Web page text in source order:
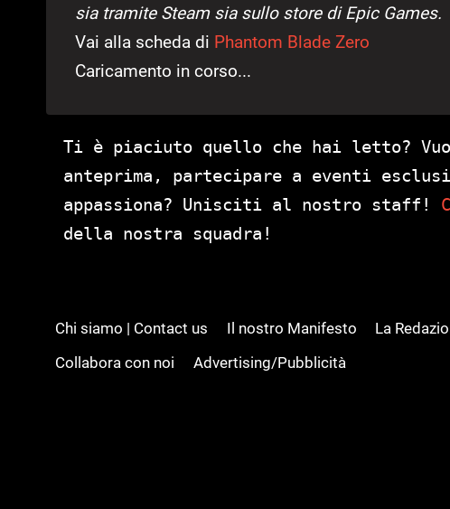
sia tramite Steam sia sullo store di Epic Games.
Vai alla scheda di Phantom Blade Zero
Caricamento in corso...
Ti è piaciuto quello che hai letto?
anteprima, partecipare a eventi
appassiona? Unisciti al nostro staff!
della nostra squadra!
Chi siamo | Contact us Il nostro Manifesto
La
Collabora con noi
Advertising/Pubblicità